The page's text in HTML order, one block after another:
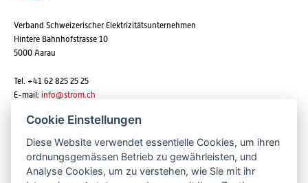
Verband Schweizerischer Elektrizitätsunternehmen
Hintere Bahnhofstrasse 10
5000 Aarau
Tel. +41 62 825 25 25
E-mail: info@strom.ch
Newsletter abonnieren
Cookie Einstellungen
Diese Website verwendet essentielle Cookies, um ihren
ordnungsgemässen Betrieb zu gewährleisten, und
Analyse Cookies, um zu verstehen, wie Sie mit ihr